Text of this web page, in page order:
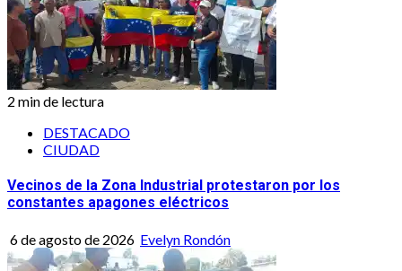
2 min de lectura
DESTACADO
CIUDAD
Vecinos de la Zona Industrial protestaron por los
constantes apagones eléctricos
6 de agosto de 2026 Evelyn Rondón